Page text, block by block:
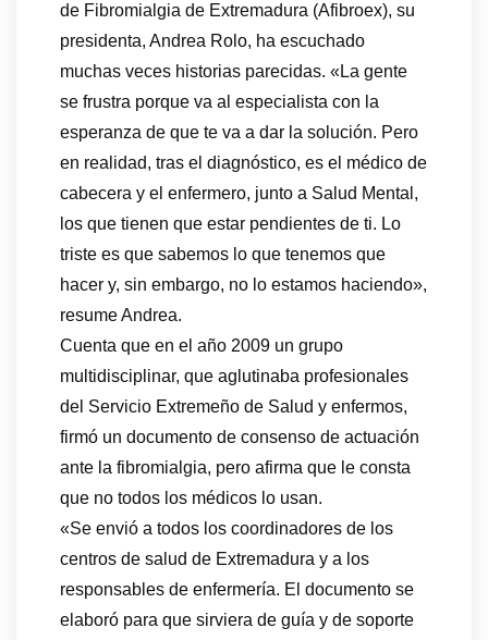
de Fibromialgia de Extremadura (Afibroex), su
presidenta, Andrea Rolo, ha escuchado
muchas veces historias parecidas. «La gente
se frustra porque va al especialista con la
esperanza de que te va a dar la solución. Pero
en realidad, tras el diagnóstico, es el médico de
cabecera y el enfermero, junto a Salud Mental,
los que tienen que estar pendientes de ti. Lo
triste es que sabemos lo que tenemos que
hacer y, sin embargo, no lo estamos haciendo»,
resume Andrea.
Cuenta que en el año 2009 un grupo
multidisciplinar, que aglutinaba profesionales
del Servicio Extremeño de Salud y enfermos,
firmó un documento de consenso de actuación
ante la fibromialgia, pero afirma que le consta
que no todos los médicos lo usan.
«Se envió a todos los coordinadores de los
centros de salud de Extremadura y a los
responsables de enfermería. El documento se
elaboró para que sirviera de guía y de soporte